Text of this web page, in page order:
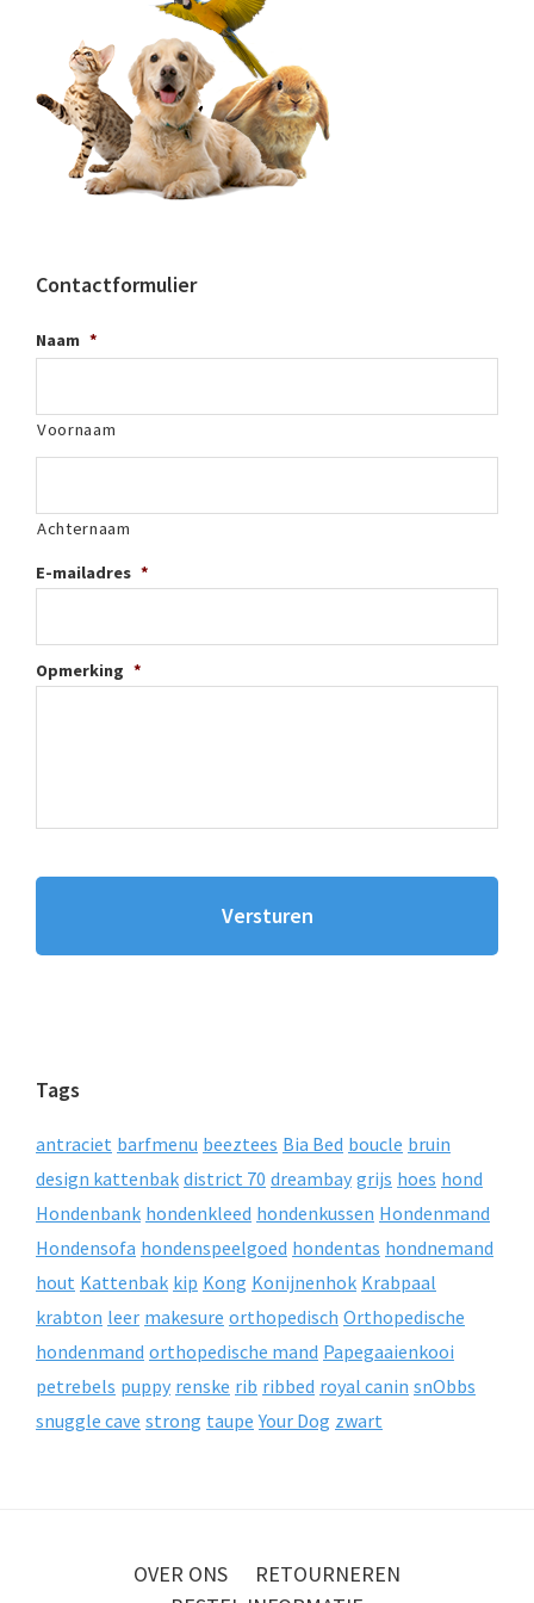
Contactformulier
Naam *
Voornaam
Achternaam
E-mailadres *
Opmerking *
Tags
antraciet barfmenu beeztees Bia Bed boucle bruin
design kattenbak district 70 dreambay grijs hoes hond
Hondenbank hondenkleed hondenkussen Hondenmand
Hondensofa hondenspeelgoed hondentas hondnemand
hout Kattenbak kip Kong Konijnenhok Krabpaal
krabton leer makesure orthopedisch Orthopedische
hondenmand orthopedische mand Papegaaienkooi
petrebels puppy renske rib ribbed royal canin snObbs
snuggle cave strong taupe Your Dog zwart
OVER ONS
RETOURNEREN